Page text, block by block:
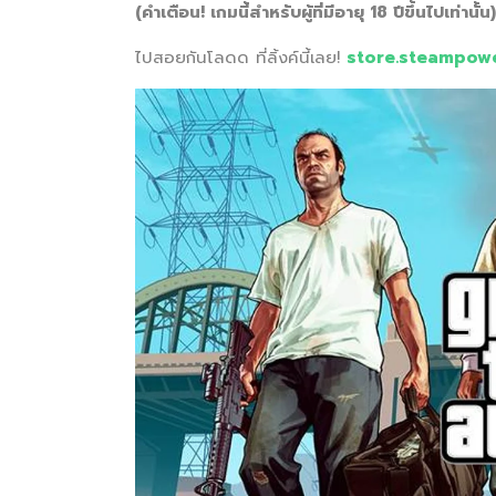
(คำเตือน! เกมนี้สำหรับผู้ที่มีอายุ 18 ปีขึ้นไปเท่านั้น)
ไปสอยกันโลดด ที่ลิ้งค์นี้เลย!